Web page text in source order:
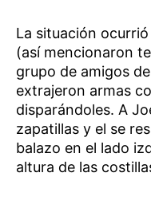
La situación
(así mencionaron
grupo de amigos
extrajeron armas
disparándoles. A
zapatillas y el se
balazo en el lado
altura de las